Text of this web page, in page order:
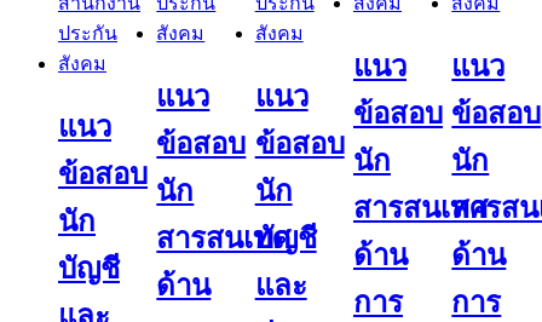
แนว
ข้อสอบ
นัก
บัญชี
แนว
ข้อสอบ
นัก
สารสนเทศ
ด้าน
แนว
ข้อสอบ
นัก
บัญชี
และ
แนว
ข้อสอบ
นัก
สารสนเทศ
ด้าน
การ
แนว
ข้อสอบ
นัก
สารสน
ด้าน
การ